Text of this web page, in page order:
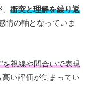
衝突と理解を繰り返
情の軸となっていま
を視線や間合いで表現
い評価が集まってい